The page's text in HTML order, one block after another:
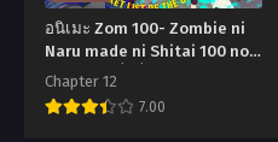
สปาย
x
แฟ
มิลี
อนิเมะ Zom 100- Zombie ni
Naru made ni Shitai 100 no
Koto 100 สิ่งที่อยากทำก่อนจะ
กลายเป็นซอมบี้ ตอนที่1-12
พากย์ไทย+ซับไทย
Chapter 12
7.00